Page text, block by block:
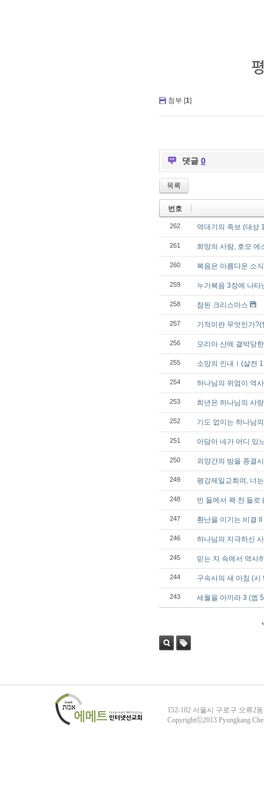
첨부 [1]
댓글 0
목록
번호
262 역대기의 족보 (대상
261 희망의 사람, 호모 에
260 복음은 아름다운 소식
259 누가복음 3장에 나
258 참된 크리스마스
257 기적이란 무엇인가
256 모리아 산에 결박당
255 소망의 인내Ⅰ(살전
254 하나님의 위엄이 역
253 희년은 하나님의 사
252 기도 없이는 하나님
251 아담아 네가 어디 있
250 외양간의 밤을 종결
249 평강제일교회여, 너
248 빈 들에서 꽉 찬 들로
247 환난을 이기는 비결
246 하나님의 지극하신
245 믿는 자 속에서 역사
244 구속사의 새 아침 (시
243 세월을 아끼라 3 (엡
152-102 서울시 구로구 오류2
Copyrightⓒ2013 Pyungkang